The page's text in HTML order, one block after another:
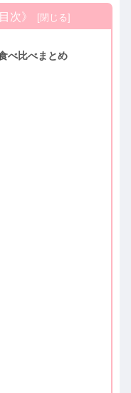
次》
べ比べまとめ